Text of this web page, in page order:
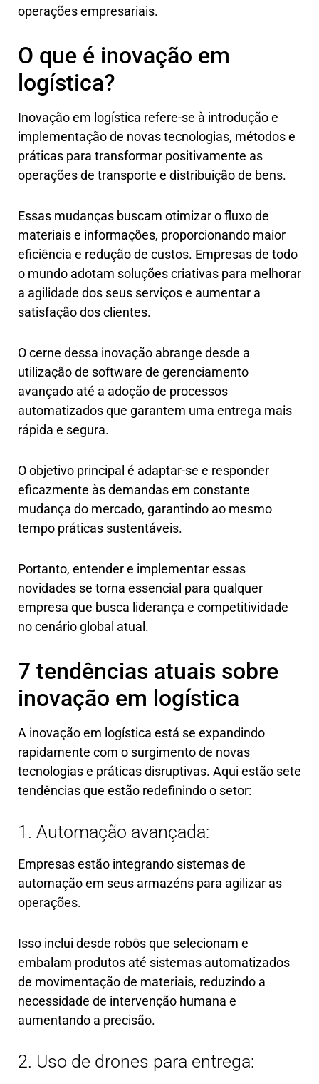
operações empresariais.
O que é inovação em
logística?
Inovação em logística refere-se à introdução e
implementação de novas tecnologias, métodos e
práticas para transformar positivamente as
operações de transporte e distribuição de bens.
Essas mudanças buscam otimizar o fluxo de
materiais e informações, proporcionando maior
eficiência e redução de custos. Empresas de todo
o mundo adotam soluções criativas para melhorar
a agilidade dos seus serviços e aumentar a
satisfação dos clientes.
O cerne dessa inovação abrange desde a
utilização de software de gerenciamento
avançado até a adoção de processos
automatizados que garantem uma entrega mais
rápida e segura.
O objetivo principal é adaptar-se e responder
eficazmente às demandas em constante
mudança do mercado, garantindo ao mesmo
tempo práticas sustentáveis.
Portanto, entender e implementar essas
novidades se torna essencial para qualquer
empresa que busca liderança e competitividade
no cenário global atual.
7 tendências atuais sobre
inovação em logística
A inovação em logística está se expandindo
rapidamente com o surgimento de novas
tecnologias e práticas disruptivas. Aqui estão sete
tendências que estão redefinindo o setor:
1. Automação avançada:
Empresas estão integrando sistemas de
automação em seus armazéns para agilizar as
operações.
Isso inclui desde robôs que selecionam e
embalam produtos até sistemas automatizados
de movimentação de materiais, reduzindo a
necessidade de intervenção humana e
aumentando a precisão.
2. Uso de drones para entrega: